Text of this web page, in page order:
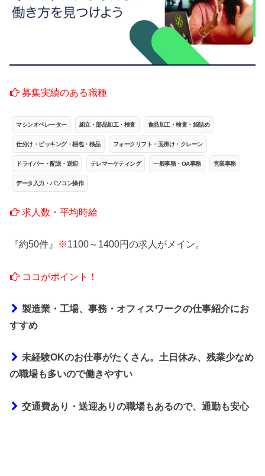
募集実績のある職種
マシンオペレーター 組立・部品加工・検査 食品加工・検査・袋詰め
仕分け・ピッキング・梱包・検品 フォークリフト・玉掛け・クレーン
ドライバー・配送・送迎 テレマーケティング 一般事務・OA事務 営業事務
データ入力・パソコン操作
求人数・平均時給
『約50件』 ※1100～1400円の求人がメイン。
ココがポイント！
製造業・工場、事務・オフィスワークの仕事紹介にお
すすめ
未経験OKのお仕事がたくさん。土日休み、残業少なめ
の職場も多いので働きやすい
交通費あり・送迎ありの職場もあるので、通勤も安心